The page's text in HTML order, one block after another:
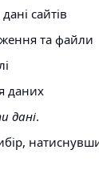
сайтів
та файли
даних
дані.